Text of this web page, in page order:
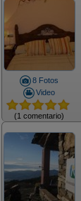
8 Fotos
Video
(1 comentario)